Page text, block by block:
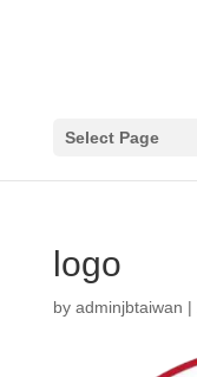
Select Page
logo
by adminjbtaiwan |